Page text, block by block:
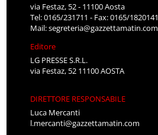
via Festaz, 52 - 11100 Aosta
Tel: 0165/231711 - Fax: 0165/1820141
Mail:segreteria@gazzettamatin.com
Editore
LG PRESSE S.R.L.
via Festaz, 52 11100 AOSTA
DIRETTORE RESPONSABILE
Luca Mercanti
l.mercanti@gazzettamatin.com